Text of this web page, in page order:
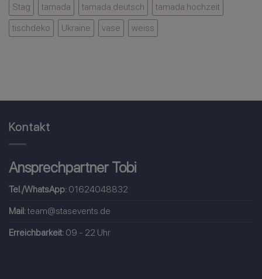
Stag
tamada tamada deutsch
tamada hochzeit
tischdeko
Ukraine vase weiss
Kontakt
Ansprechpartner Tobi
Tel./WhatsApp: 01624048832
Mail:team@stasevents.de
Erreichbarkeit: 09 - 22 Uhr